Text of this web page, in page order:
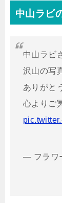
中山ラビ
中山ラビ
沢山の写
ありがと
心よりご
— フラワ